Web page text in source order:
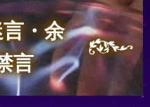
・余
言